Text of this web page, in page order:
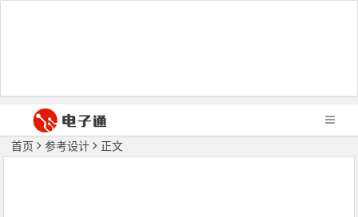
首页 参考设计 正文